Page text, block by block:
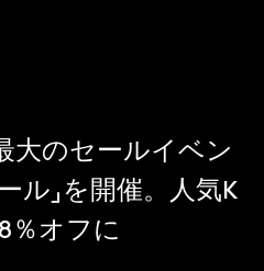
大のセールイベン
ル」を開催。人気K
％オフに